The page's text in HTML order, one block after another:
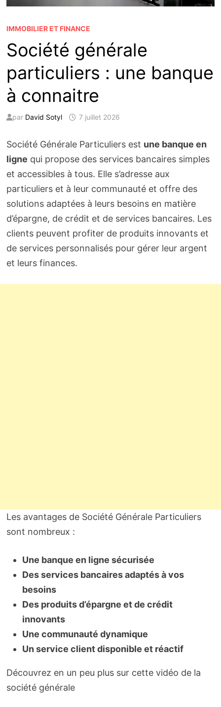
IMMOBILIER ET FINANCE
Société générale
particuliers : une banque
à connaitre
par David Sotyl 7 juillet 2026
Société Générale Particuliers est une banque en
ligne qui propose des services bancaires simples
et accessibles à tous. Elle s’adresse aux
particuliers et à leur communauté et offre des
solutions adaptées à leurs besoins en matière
d’épargne, de crédit et de services bancaires. Les
clients peuvent profiter de produits innovants et
de services personnalisés pour gérer leur argent
et leurs finances.
Les avantages de Société Générale Particuliers
sont nombreux :
Une banque en ligne sécurisée
Des services bancaires adaptés à vos
besoins
Des produits d’épargne et de crédit
innovants
Une communauté dynamique
Un service client disponible et réactif
Découvrez en un peu plus sur cette vidéo de la
société générale